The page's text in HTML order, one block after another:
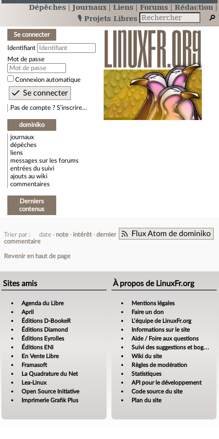
Dépêches Journaux Liens Forums
Rédaction
🎙️ Projets Libres
Se connecter
Identifiant
Mot de passe
Connexion automatique
Pas de compte ? S’inscrire…
dominiko
journaux
dépêches
liens
messages sur les forums
entrées du suivi
ajouts au wiki
commentaires
Derniers
contenus
Flux Atom de dominiko
Trier par : date note intérêt
dernier
commentaire
Revenir en haut de page
Sites amis
Agenda du Libre
April
Éditions D-BookeR
Éditions Diamond
Éditions Eyrolles
Éditions ENI
En Vente Libre
Framasoft
La Quadrature du Net
Lea-Linux
Open Source Initiative
Imprimerie Grafik Plus
À propos de LinuxFr.org
Mentions légales
Faire un don
L’équipe de LinuxFr.org
Informations sur le site
Aide / Foire aux questions
Suivi des suggestions et bogues
Wiki du site
Règles de modération
Statistiques
API pour le développement
Code source du site
Plan du site